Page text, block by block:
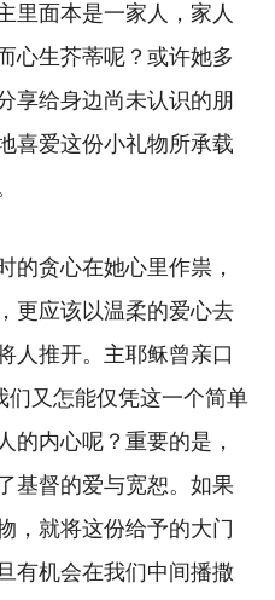
里面本是一家人，家人
心生芥蒂呢？或许她多
享给身边尚未认识的朋
喜爱这份小礼物所承载
的贪心在她心里作祟，
更应该以温柔的爱心去
人推开。主耶稣曾亲口
们又怎能仅凭这一个简单
的内心呢？重要的是，
基督的爱与宽恕。如果
，就将这份给予的大门
有机会在我们中间播撒